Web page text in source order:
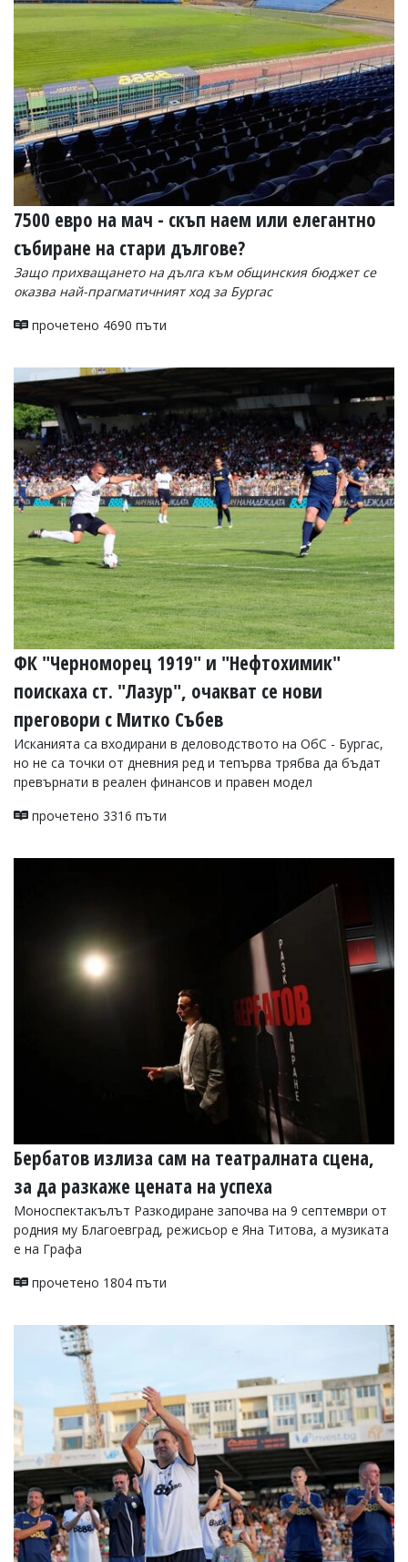
УКРАЙНА
СПОРТ
РАЗСЛЕДВАНЕ
БИЗНЕС
ЮГ
Управители:
Веселин
Василев,
email:
v.vasilev@flagman.bg
Катя
Касабова,
еmail:k.kassabova@flagman.bg
редактор:
email:
office@flagman.bg
Коментарите
под
статиите
се
въвеждат
от
читателите
и
редакцията
не
носи
отговорност
за
тях!
Ако
откриете
обиден
вас
коментар,
сигнализирайте
ни!
7500 евро на мач - скъп наем или елегантно
събиране на стари дългове?
Защо прихващането на дълга към общинския бюджет се
оказва най-прагматичният ход за Бургас
прочетено 4690 пъти
ФК "Черноморец 1919" и "Нефтохимик"
поискаха ст. "Лазур", очакват се нови
преговори с Митко Събев
Исканията са входирани в деловодството на ОбС - Бургас,
но не са точки от дневния ред и тепърва трябва да бъдат
превърнати в реален финансов и правен модел
прочетено 3316 пъти
Бербатов излиза сам на театралната сцена,
за да разкаже цената на успеха
Моноспектакълът Разкодиране започва на 9 септември от
родния му Благоевград, режисьор е Яна Титова, а музиката
е на Графа
прочетено 1804 пъти